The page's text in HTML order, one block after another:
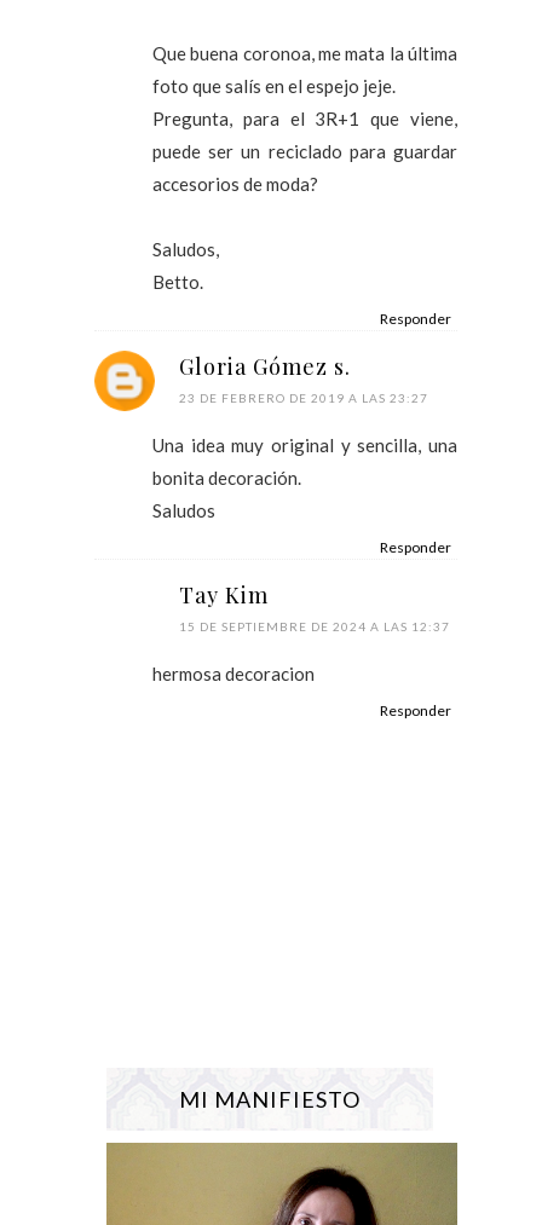
Que buena coronoa, me mata la última
foto que salís en el espejo jeje.
Pregunta, para el 3R+1 que viene,
puede ser un reciclado para guardar
accesorios de moda?
Saludos,
Betto.
Responder
Gloria Gómez s.
23 DE FEBRERO DE 2019 A LAS 23:27
Una idea muy original y sencilla, una
bonita decoración.
Saludos
Responder
Tay Kim
15 DE SEPTIEMBRE DE 2024 A LAS 12:37
hermosa decoracion
Responder
MI MANIFIESTO